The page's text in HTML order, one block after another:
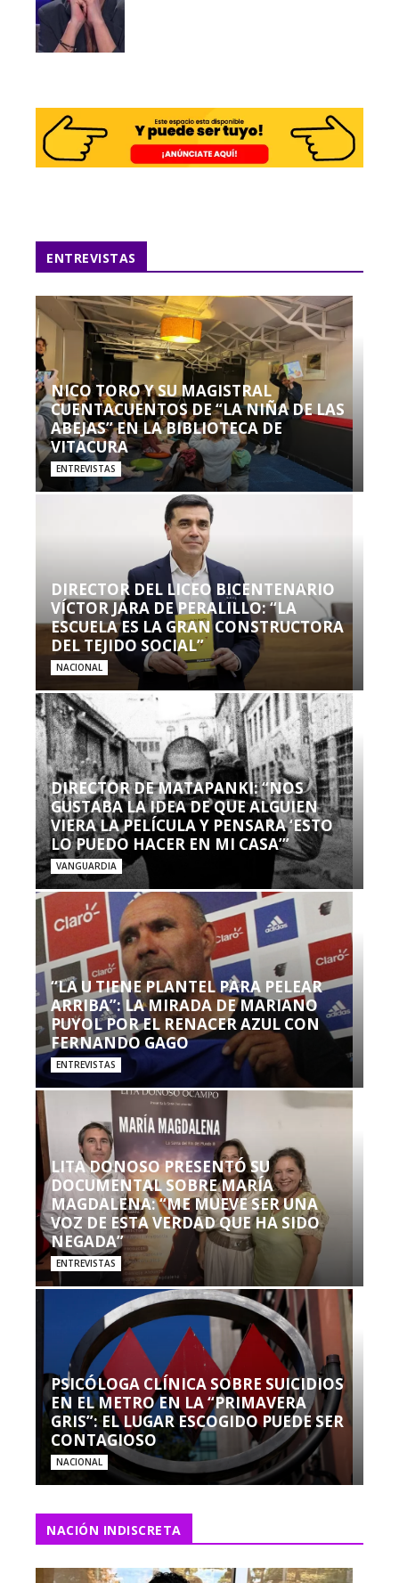
ENTREVISTAS
NICO TORO Y SU MAGISTRAL
CUENTACUENTOS DE “LA NIÑA DE LAS
ABEJAS” EN LA BIBLIOTECA DE
VITACURA
ENTREVISTAS
DIRECTOR DEL LICEO BICENTENARIO
VÍCTOR JARA DE PERALILLO: “LA
ESCUELA ES LA GRAN CONSTRUCTORA
DEL TEJIDO SOCIAL”
NACIONAL
DIRECTOR DE MATAPANKI: “NOS
GUSTABA LA IDEA DE QUE ALGUIEN
VIERA LA PELÍCULA Y PENSARA ‘ESTO
LO PUEDO HACER EN MI CASA’”
VANGUARDIA
“LA U TIENE PLANTEL PARA PELEAR
ARRIBA”: LA MIRADA DE MARIANO
PUYOL POR EL RENACER AZUL CON
FERNANDO GAGO
ENTREVISTAS
LITA DONOSO PRESENTÓ SU
DOCUMENTAL SOBRE MARÍA
MAGDALENA: “ME MUEVE SER UNA
VOZ DE ESTA VERDAD QUE HA SIDO
NEGADA”
ENTREVISTAS
PSICÓLOGA CLÍNICA SOBRE SUICIDIOS
EN EL METRO EN LA “PRIMAVERA
GRIS”: EL LUGAR ESCOGIDO PUEDE SER
CONTAGIOSO
NACIONAL
NACIÓN INDISCRETA